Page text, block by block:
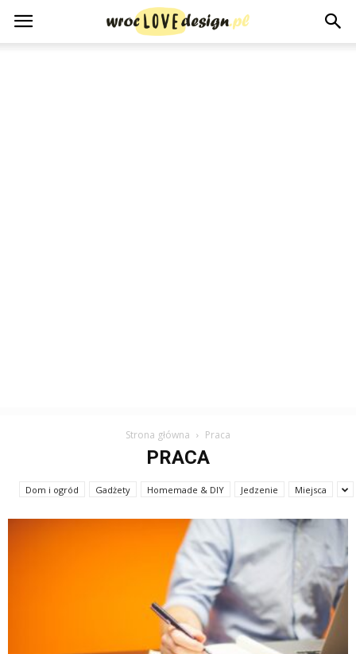
Strona główna Praca
PRACA
Dom i ogród Gadżety Homemade & DIY Jedzenie Miejsca